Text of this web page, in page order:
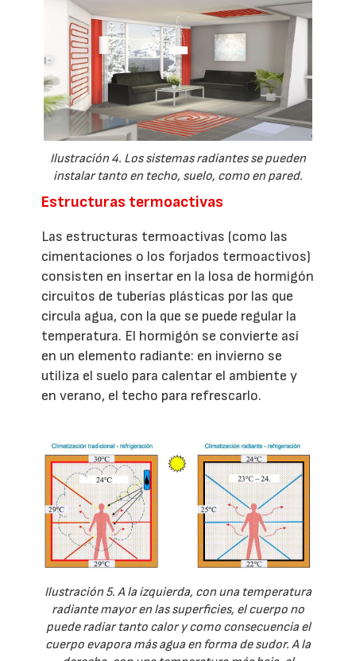
Ilustración 4. Los sistemas radiantes se pueden
instalar tanto en techo, suelo, como en pared.
Estructuras termoactivas
Las estructuras termoactivas (como las
cimentaciones o los forjados termoactivos)
consisten en insertar en la losa de hormigón
circuitos de tuberías plásticas por las que
circula agua, con la que se puede regular la
temperatura. El hormigón se convierte así
en un elemento radiante: en invierno se
utiliza el suelo para calentar el ambiente y
en verano, el techo para refrescarlo.
Ilustración 5. A la izquierda, con una temperatura
radiante mayor en las superficies, el cuerpo no
puede radiar tanto calor y como consecuencia el
cuerpo evapora más agua en forma de sudor. A la